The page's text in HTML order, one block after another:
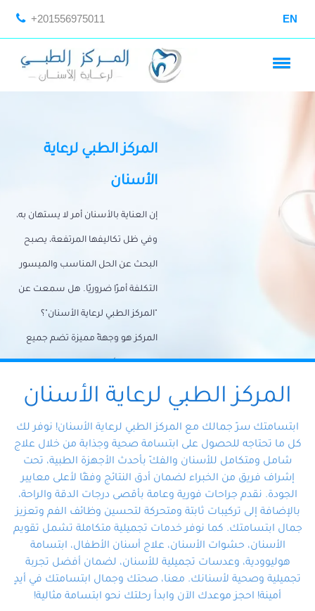
+201556975011 EN
المركز الطبي لرعاية
الأسنان
إن العناية بالأسنان أمر لا يستهان به،
وفي ظل تكاليفها المرتفعة، يصبح
البحث عن الحل المناسب والميسور
التكلفة أمرًا ضروريًا. هل سمعت عن
"المركز الطبي لرعاية الأسنان"؟
المركز هو وجهةً مميزة تضم جميع
احتياجات الأسنان تحت سقف واحد،
وتضمن لك حلاً شاملًا لجميع
المتخصص ذوي الخبرة، ستجد نفسك
في أيد أمينة تلبي احتياجاتك بكل
احترافية ودقة.
المركز الطبي لرعاية الأسنان
ابتسامتك سرّ جمالك مع المركز الطبي لرعاية الأسنان! نوفر لك
كل ما تحتاجه للحصول على ابتسامة صحية وجذابة من خلال علاج
شامل ومتكامل للأسنان والفكّ بأحدث الأجهزة الطبية، تحت
إشراف فريق من الخبراء لضمان أدق النتائج وفقًا لأعلى معايير
الجودة. نقدم جراحات فورية وعامة بأقصى درجات الدقة والراحة،
بالإضافة إلى تركيبات ثابتة ومتحركة لتحسين وظائف الفم وتعزيز
جمال ابتسامتك. كما نوفر خدمات تجميلية متكاملة تشمل تقويم
الأسنان، حشوات الأسنان، علاج أسنان الأطفال، ابتسامة
هوليوودية، وعدسات تجميلية للأسنان، لضمان أفضل تجربة
تجميلية وصحية لأسنانك. معنا، صحتك وجمال ابتسامتك في أيدٍ
أمينة! احجز موعدك الآن وابدأ رحلتك نحو ابتسامة مثالية!